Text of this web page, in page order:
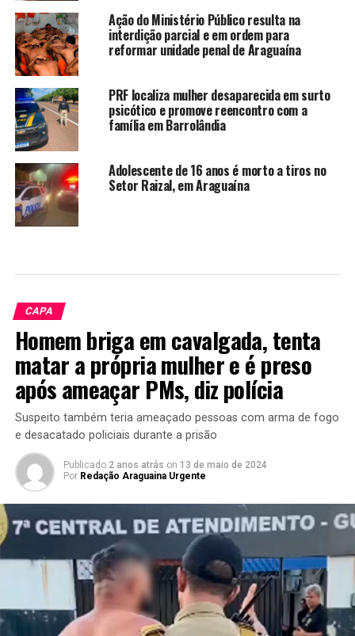
Ação do Ministério Público resulta na
interdição parcial e em ordem para
reformar unidade penal de Araguaína
PRF localiza mulher desaparecida em surto
psicótico e promove reencontro com a
família em Barrolândia
Adolescente de 16 anos é morto a tiros no
Setor Raizal, em Araguaína
CAPA
Homem briga em cavalgada, tenta
matar a própria mulher e é preso
após ameaçar PMs, diz polícia
Suspeito também teria ameaçado pessoas com arma de fogo
e desacatado policiais durante a prisão
Publicado 2 anos atrás on 13 de maio de 2024
Por Redação Araguaina Urgente